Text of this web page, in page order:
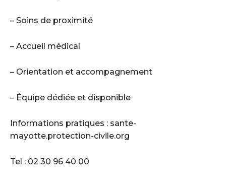
– Soins de proximité
– Accueil médical
– Orientation et accompagnement
– Équipe dédiée et disponible
Informations pratiques : sante-
mayotte.protection-civile.org
Tel : 02 30 96 40 00